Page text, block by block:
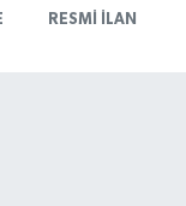
RESMİ İLAN